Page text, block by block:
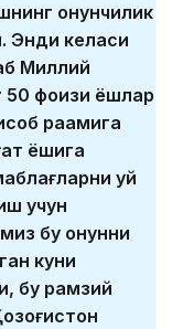
қонунчилик
Энди келаси
Миллий
50 фоизи ёшлар
рақамига
ёшига
уй
учун
бу қонунни
куни
бу рамзий